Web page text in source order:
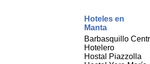
Hoteles en
Manta
Barbasquillo
Hotelero
Hostal Piazzolla